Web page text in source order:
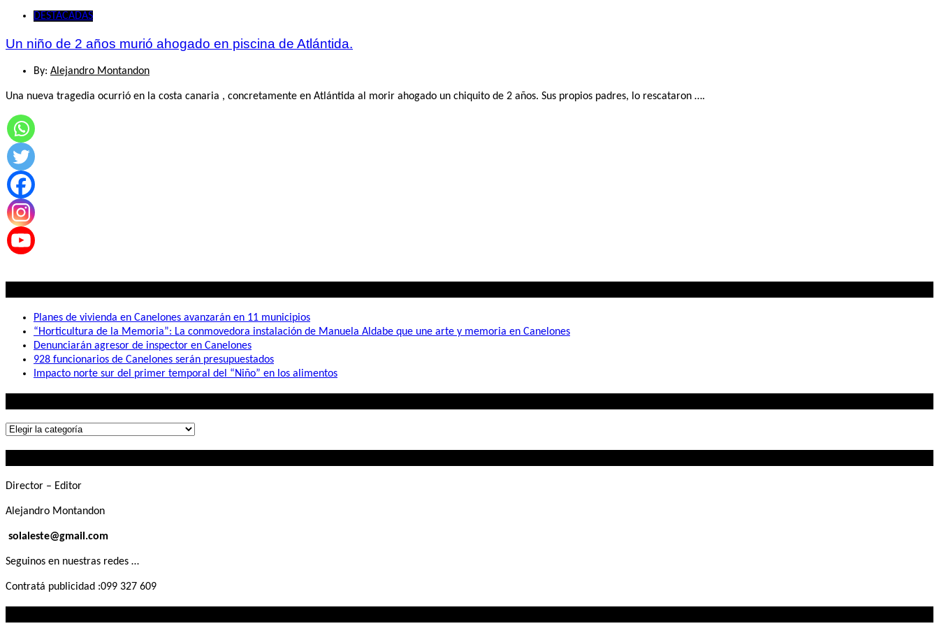
DESTACADAS
Un niño de 2 años murió ahogado en piscina de Atlántida.
By: Alejandro Montandon
Una nueva tragedia ocurrió en la costa canaria , concretamente en Atlántida al morir ahogado un chiquito de 2 años. Sus propios padres, lo rescataron ….
Planes de vivienda en Canelones avanzarán en 11 municipios
“Horticultura de la Memoria”: La conmovedora instalación de Manuela Aldabe que une arte y memoria en Canelones
Denunciarán agresor de inspector en Canelones
928 funcionarios de Canelones serán presupuestados
Impacto norte sur del primer temporal del “Niño” en los alimentos
Lo
Director – Editor
Alejandro Montandon
solaleste@gmail.com
Seguinos en nuestras redes …
Contratá publicidad :099 327 609